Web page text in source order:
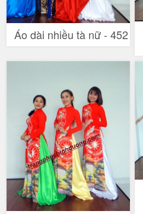
Áo dài nhiều tà nữ - 452